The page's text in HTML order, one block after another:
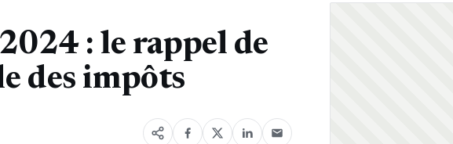
: le rappel de
des impôts